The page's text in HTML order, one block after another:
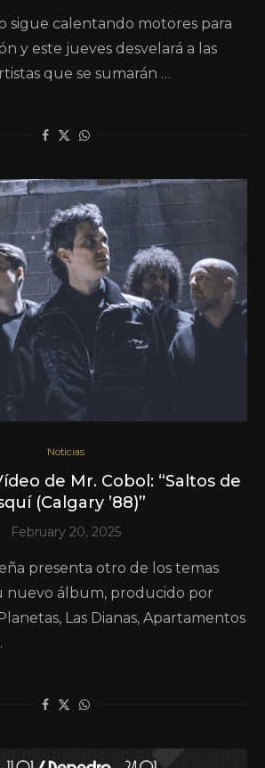
sigue calentando motores para
y este jueves desvelará a las
que se sumarán …
Noticias
de Mr. Cobol: “Saltos de
(Calgary ’88)”
February 20, 2025
presenta otro de los temas
nuevo álbum, producido por
Las Dianas, Apartamentos